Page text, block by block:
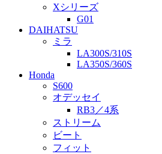
Xシリーズ
G01
DAIHATSU
ミラ
LA300S/310S
LA350S/360S
Honda
S600
オデッセイ
RB3／4系
ストリーム
ビート
フィット